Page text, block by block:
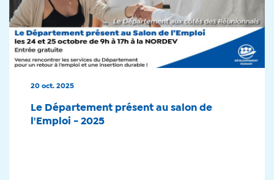
20 oct. 2025
Le Département présent au salon de
l'Emploi - 2025